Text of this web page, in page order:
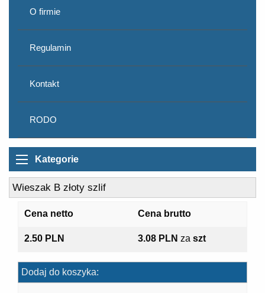
O firmie
Regulamin
Kontakt
RODO
Kategorie
Wieszak B złoty szlif
Cena netto Cena brutto
2.50 PLN 3.08 PLN za szt
Dodaj do koszyka: